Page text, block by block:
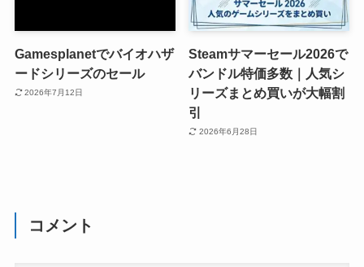
Gamesplanetでバイオハザ
ードシリーズのセール
2026年7月12日
Steamサマーセール2026で
バンドル特価多数｜人気シ
リーズまとめ買いが大幅割
引
2026年6月28日
コメント